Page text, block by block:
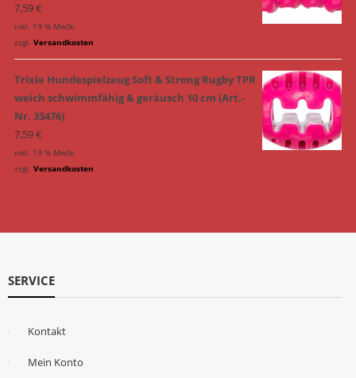
7,59€
inkl. 19 % MwSt.
zzgl. Versandkosten
Trixie Hundespielzeug Soft & Strong Rugby TPR
weich schwimmfähig & geräusch 10 cm (Art.-
Nr. 33476)
7,59€
inkl. 19 % MwSt.
zzgl. Versandkosten
SERVICE
Kontakt
Mein Konto